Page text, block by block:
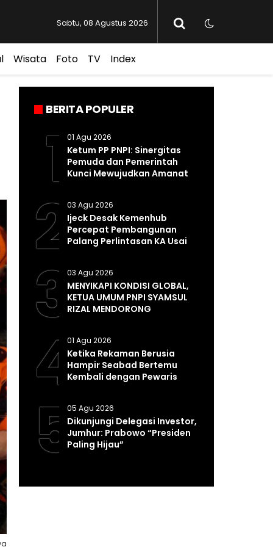
Sabtu, 08 Agustus 2026
Wisata Foto TV Index
BERITA POPULER
101 Agu 2026
Ketum PP PNPI: Sinergitas
Pemuda dan Pemerintah
Kunci Mewujudkan Amanat
203 Agu 2026
Ijeck Desak Kemenhub
Percepat Pembangunan
Palang Perlintasan KA Usai
303 Agu 2026
MENYIKAPI KONDISI GLOBAL,
KETUA UMUM PNPI SYAMSUL
RIZAL MENDORONG
INTELIJEN NEGARA
401 Agu 2026
Ketika Rekaman Berusia
Hampir Seabad Bertemu
Kembali dengan Pewaris
505 Agu 2026
Dikunjungi Delegasi Investor,
Jumhur: Prabowo “Presiden
Paling Hijau”